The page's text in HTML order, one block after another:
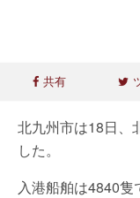
共有
北九州市は18日、
した。
入港船舶は4840隻